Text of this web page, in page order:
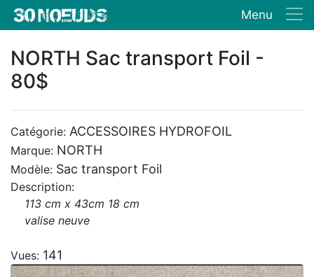
Menu
NORTH Sac transport Foil -
80$
Catégorie: ACCESSOIRES HYDROFOIL
Marque: NORTH
Modèle: Sac transport Foil
Description:
113 cm x 43cm 18 cm
valise neuve
Vues: 141